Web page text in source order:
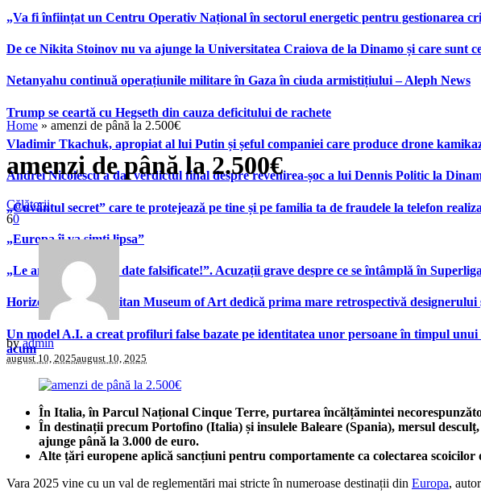
„Va fi înființat un Centru Operativ Național în sectorul energetic pentru gestionarea
De ce Nikita Stoinov nu va ajunge la Universitatea Craiova de la Dinamo și care sunt
Netanyahu continuă operațiunile militare în Gaza în ciuda armistițiului – Aleph News
Trump se ceartă cu Hegseth din cauza deficitului de rachete
Vladimir Tkachuk, apropiat al lui Putin și șeful companiei care produce drone
Andrei Nicolescu a dat verdictul final despre revenirea-șoc a lui Dennis Politic la
„Cuvântul secret” care te protejează pe tine și pe familia ta de fraudele la telefon
„Europa îi va simți lipsa”
„Le arată patronilor date falsificate!”. Acuzații grave despre ce se întâmplă în Superliga
Horizons”. Metropolitan Museum of Art dedică prima mare retrospectivă
Un model A.I. a creat profiluri false bazate pe identitatea unor persoane în timpul unui
acum
Home » amenzi de până la 2.500€
amenzi de până la 2.500€
Călătorii
60
byadmin
august 10, 2025august 10, 2025
În Italia, în Parcul Național Cinque Terre, purtarea încălțămintei
În destinații precum Portofino (Italia) și insulele Baleare (Spania), mersul
ajunge până la 3.000 de euro.
Alte țări europene aplică sancțiuni pentru comportamente ca colectarea
Vara 2025 vine cu un val de reglementări mai stricte în numeroase destinații din Europa,